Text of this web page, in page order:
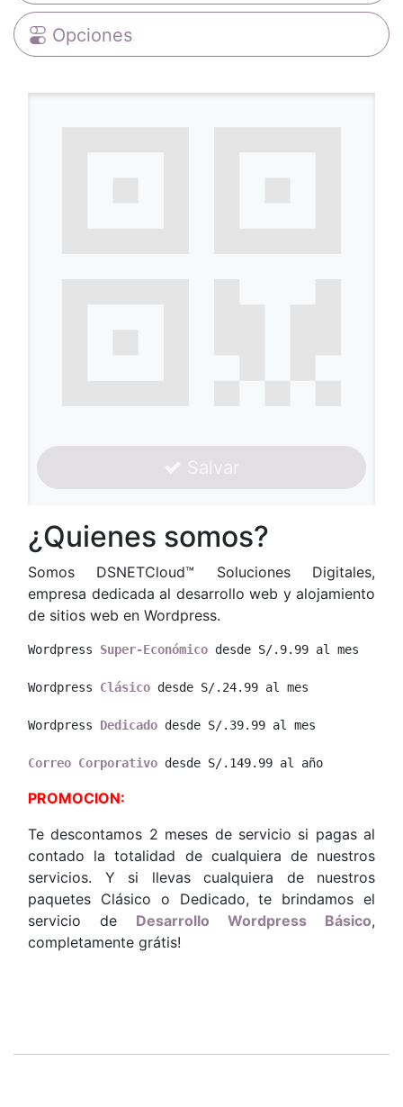
Salvar
¿Quienes somos?
Somos DSNETCloud™ Soluciones Digitales,
empresa dedicada al desarrollo web y alojamiento
de sitios web en Wordpress.
Wordpress Super-Económico desde S/.9.99 al mes
Wordpress Clásico desde S/.24.99 al mes
Wordpress Dedicado desde S/.39.99 al mes
Correo Corporativo desde S/.149.99 al año
PROMOCION:
Te descontamos 2 meses de servicio si pagas al
contado la totalidad de cualquiera de nuestros
servicios. Y si llevas cualquiera de nuestros
paquetes Clásico o Dedicado, te brindamos el
servicio de Desarrollo Wordpress Básico,
completamente grátis!
Opciones